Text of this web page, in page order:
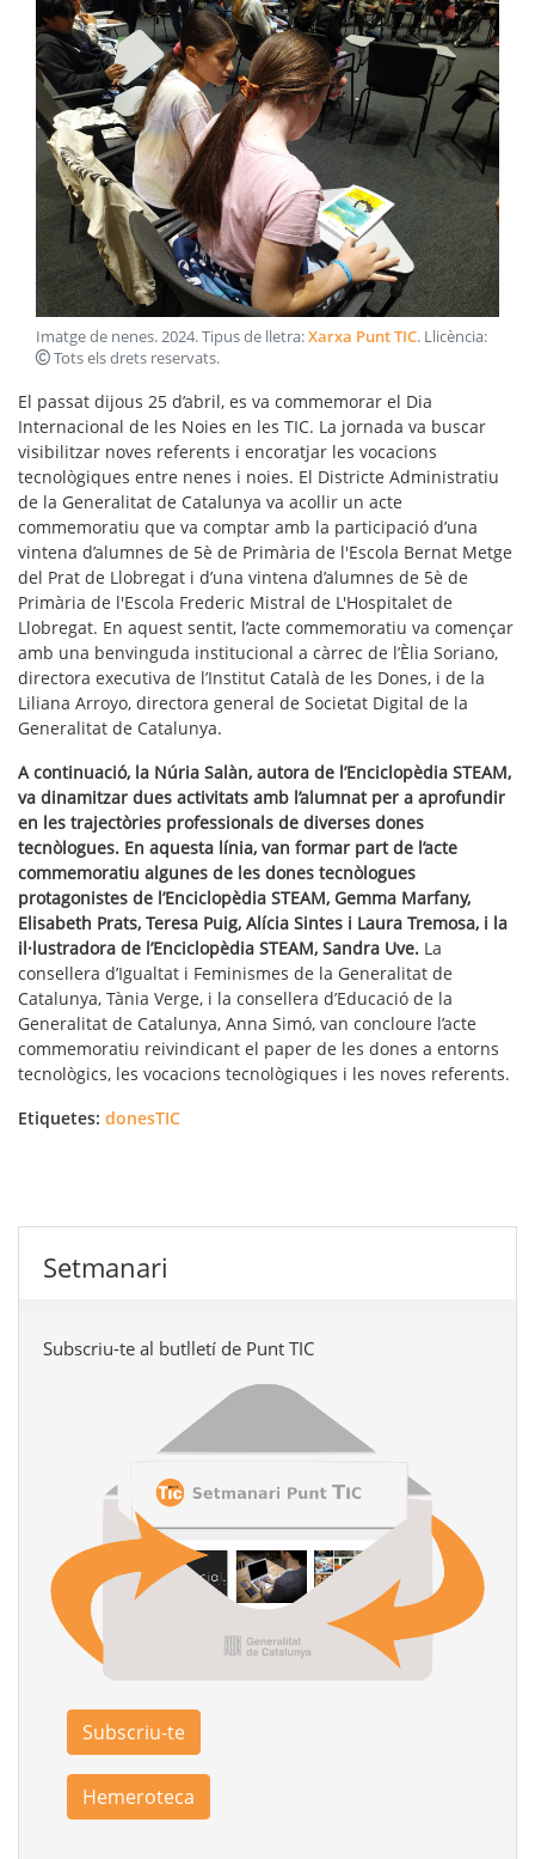
Imatge de nenes.2024. Tipus de lletra:Xarxa Punt TIC. Llicència:
Tots els drets reservats.
El passat dijous 25 d’abril, es va commemorar el Dia
Internacional de les Noies en les TIC. La jornada va buscar
visibilitzar noves referents i encoratjar les vocacions
tecnològiques entre nenes i noies. El Districte Administratiu
de la Generalitat de Catalunya va acollir un acte
commemoratiu que va comptar amb la participació d’una
vintena d’alumnes de 5è de Primària de l'Escola Bernat Metge
del Prat de Llobregat i d’una vintena d’alumnes de 5è de
Primària de l'Escola Frederic Mistral de L'Hospitalet de
Llobregat. En aquest sentit, l’acte commemoratiu va començar
amb una benvinguda institucional a càrrec de l’Èlia Soriano,
directora executiva de l’Institut Català de les Dones, i de la
Liliana Arroyo, directora general de Societat Digital de la
Generalitat de Catalunya.
A continuació, la Núria Salàn, autora de l’Enciclopèdia STEAM,
va dinamitzar dues activitats amb l’alumnat per a aprofundir
en les trajectòries professionals de diverses dones
tecnòlogues. En aquesta línia, van formar part de l’acte
commemoratiu algunes de les dones tecnòlogues
protagonistes de l’Enciclopèdia STEAM, Gemma Marfany,
Elisabeth Prats, Teresa Puig, Alícia Sintes i Laura Tremosa, i la
il·lustradora de l’Enciclopèdia STEAM, Sandra Uve. La
consellera d’Igualtat i Feminismes de la Generalitat de
Catalunya, Tània Verge, i la consellera d’Educació de la
Generalitat de Catalunya, Anna Simó, van concloure l’acte
commemoratiu reivindicant el paper de les dones a entorns
tecnològics, les vocacions tecnològiques i les noves referents.
Etiquetes: donesTIC
Setmanari
Subscriu-te al butlletí de Punt TIC
Subscriu-te
Hemeroteca